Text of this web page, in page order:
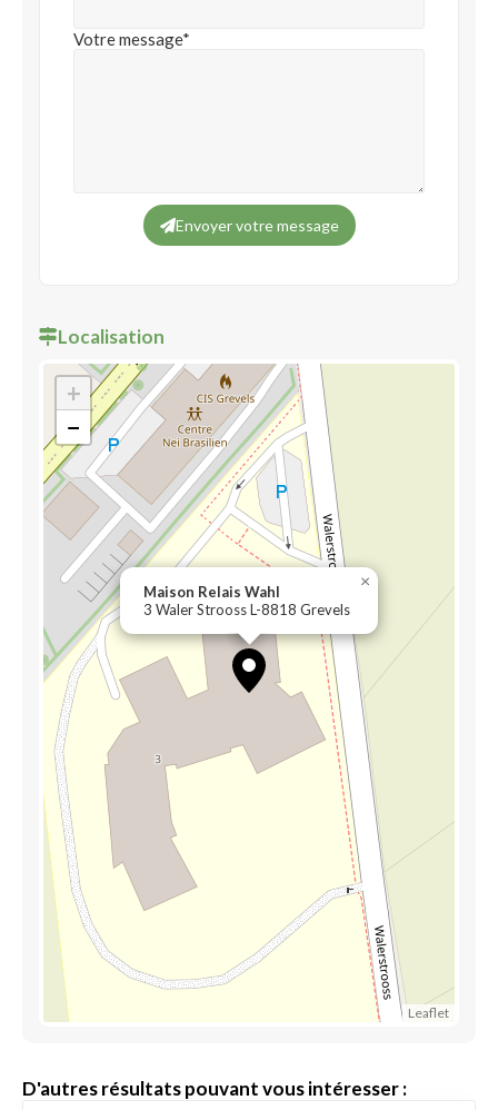
Votre message*
Envoyer votre message
Localisation
Maison Relais Wahl
3 Waler Strooss L-8818 Grevels
×
+
−
Leaflet
D'autres résultats pouvant vous intéresser :